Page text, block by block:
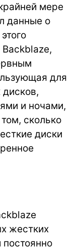
мере
данные о
для
и ночами,
сколько
диски
жестких